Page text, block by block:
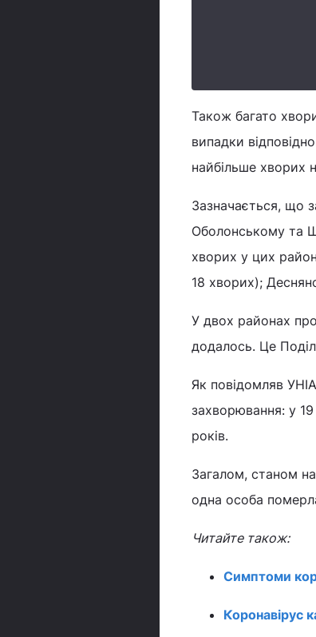
Також багато
випадки
найбільше хворих
Зазначається, що
Оболонському та
хворих у цих
18 хворих);
У двох районах
додалось. Це
Як повідомляв
захворювання: у 19
років.
Загалом, станом
одна особа
Читайте також:
Симптоми
Коронавірус